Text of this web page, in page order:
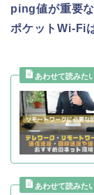
ping値が重要
ポケットWi-Fi